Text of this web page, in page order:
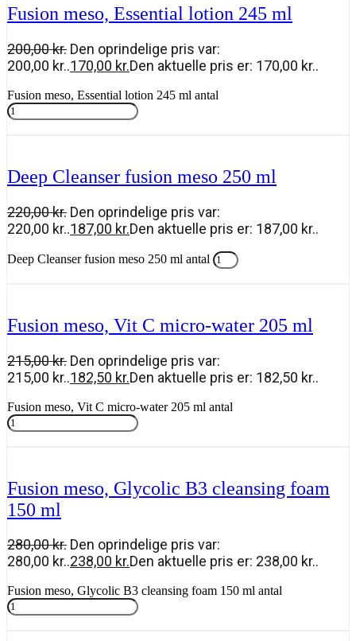
Fusion meso, Essential lotion 245 ml
200,00kr. Den oprindelige pris var:
200,00 kr..170,00 kr.Den aktuelle pris er: 170,00 kr..
Fusion meso, Essential lotion 245 ml antal
Deep Cleanser fusion meso 250 ml
220,00kr. Den oprindelige pris var:
220,00 kr..187,00 kr.Den aktuelle pris er: 187,00 kr..
Deep Cleanser fusion meso 250 ml antal
Fusion meso, Vit C micro-water 205 ml
215,00kr. Den oprindelige pris var:
215,00 kr..182,50 kr.Den aktuelle pris er: 182,50 kr..
Fusion meso, Vit C micro-water 205 ml antal
Fusion meso, Glycolic B3 cleansing foam
150 ml
280,00kr. Den oprindelige pris var:
280,00 kr..238,00 kr.Den aktuelle pris er: 238,00 kr..
Fusion meso, Glycolic B3 cleansing foam 150 ml antal